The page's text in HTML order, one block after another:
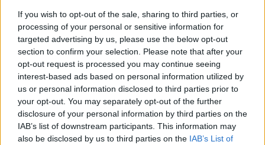
If you wish to opt-out of the sale, sharing to third parties, or
processing of your personal or sensitive information for
targeted advertising by us, please use the below opt-out
section to confirm your selection. Please note that after your
opt-out request is processed you may continue seeing
interest-based ads based on personal information utilized by
us or personal information disclosed to third parties prior to
your opt-out. You may separately opt-out of the further
disclosure of your personal information by third parties on the
IAB’s list of downstream participants. This information may
also be disclosed by us to third parties on the IAB’s List of
támogatásával óránként sorsolnak ki
különböző gaming nyereményeket.
A szerencsések videojátékokat,
headseteket, gamer egereket és egyéb
kiegészítőket vihetnek haza, emellett külön
ajándékcsomagok várják a legjobb PS5-ös
időeredményeket elérő játékosokat is.